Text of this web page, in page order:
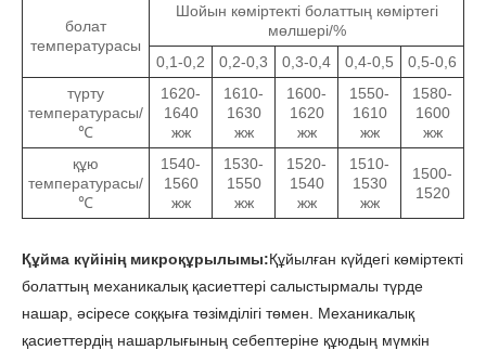
болат
температурасы
Шойын көміртекті болаттың көміртегі
мөлшері/%
0,1-0,2
0,2-0,3 0,3-0,4 0,4-0,5
0,5-0,6
түрту
температурасы/
℃
1620-
1640
жж
1610-
1630
жж
1600-
1620
жж
1550-
1610
жж
1580-
1600
жж
құю
температурасы/
℃
1540-
1560
жж
1530-
1550
жж
1520-
1540
жж
1510-
1530
жж
1500-
1520
Құйма күйінің микроқұрылымы:Құйылған күйдегі көміртекті
болаттың механикалық қасиеттері салыстырмалы түрде
нашар, әсіресе соққыға төзімділігі төмен. Механикалық
қасиеттердің нашарлығының себептеріне құюдың мүмкін